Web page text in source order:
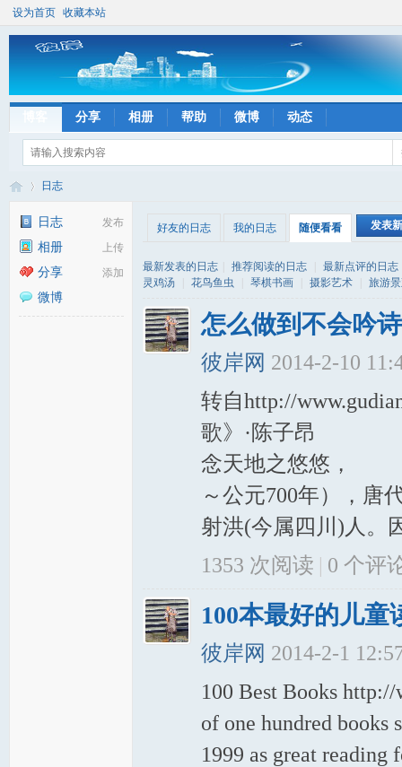
设为首页 收藏本站
分享 相册 帮助 微博 动态
日志
发布
日志
上传
相册
添加
分享
微博
好友的日志 我的日志 随便看看 发表
最新发表的日志 推荐阅读的日志
最新点评的日志
灵鸡汤
花鸟鱼虫 琴棋书画 摄影艺术 旅游
怎么做到不会吟
彼岸网 2014-2-10
转自http://
歌》·陈子
念天地之悠悠
～公元700年），唐
射洪(今属四川)人。
1353 次阅读 | 0 个评
100本最好的儿童
彼岸网 2014-2-1
100 Best Books
of one hundred books
1999 as great reading